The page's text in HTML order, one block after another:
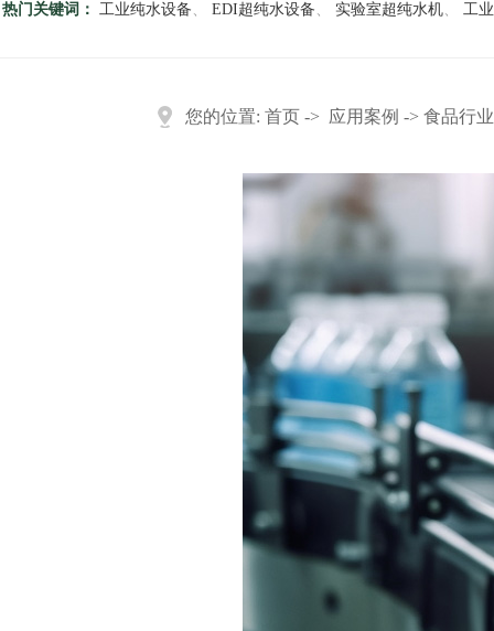
热门关键词： 工业纯水设备 、 EDI超纯水设备 、 实验室超纯水机、 工
您的位置: 首页 -> 应用案例 -> 食品行业